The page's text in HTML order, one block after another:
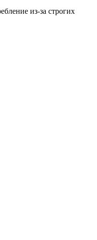
из-за строгих